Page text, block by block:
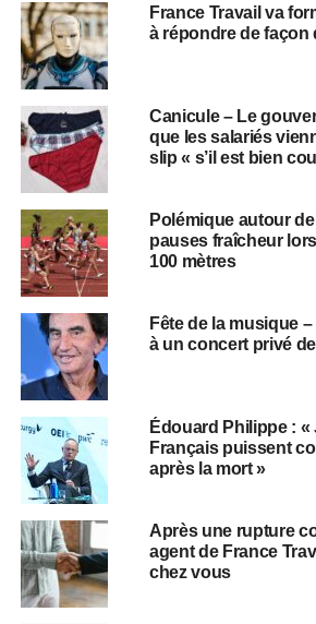
France Travail va
à répondre de façon
Canicule – Le
que les salariés
slip « s’il est bien
Polémique autour
pauses fraîcheur
100 mètres
Fête de la musique
à un concert privé
Édouard Philippe :
Français puissent
après la mort »
Après une rupture
agent de France
chez vous